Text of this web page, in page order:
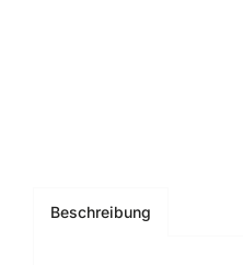
Beschreibung